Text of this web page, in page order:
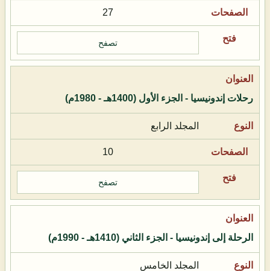
27
تصفح
رحلات إندونيسيا - الجزء الأول (1400هـ - 1980م)
المجلد الرابع
10
تصفح
الرحلة إلى إندونيسيا - الجزء الثاني (1410هـ - 1990م)
المجلد الخامس